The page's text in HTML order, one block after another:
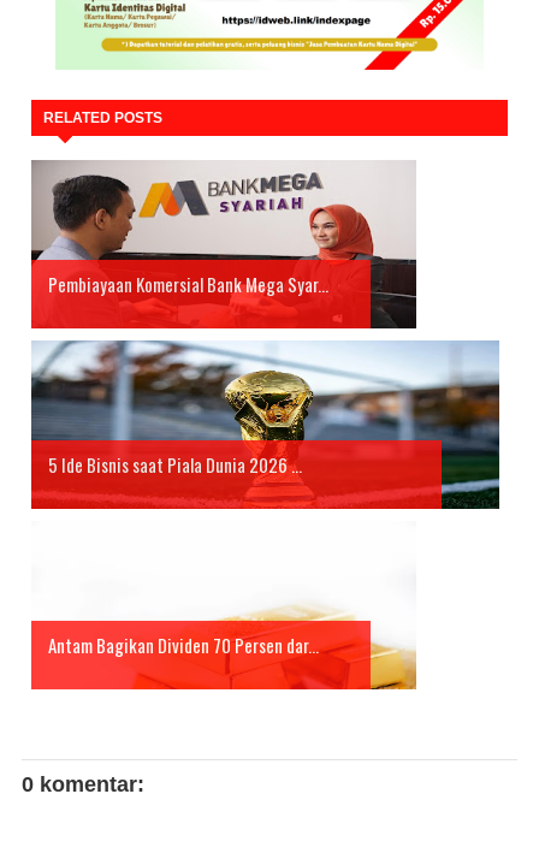
RELATED POSTS
Pembiayaan Komersial Bank Mega Syar...
5 Ide Bisnis saat Piala Dunia 2026 ...
Antam Bagikan Dividen 70 Persen dar...
0 komentar: